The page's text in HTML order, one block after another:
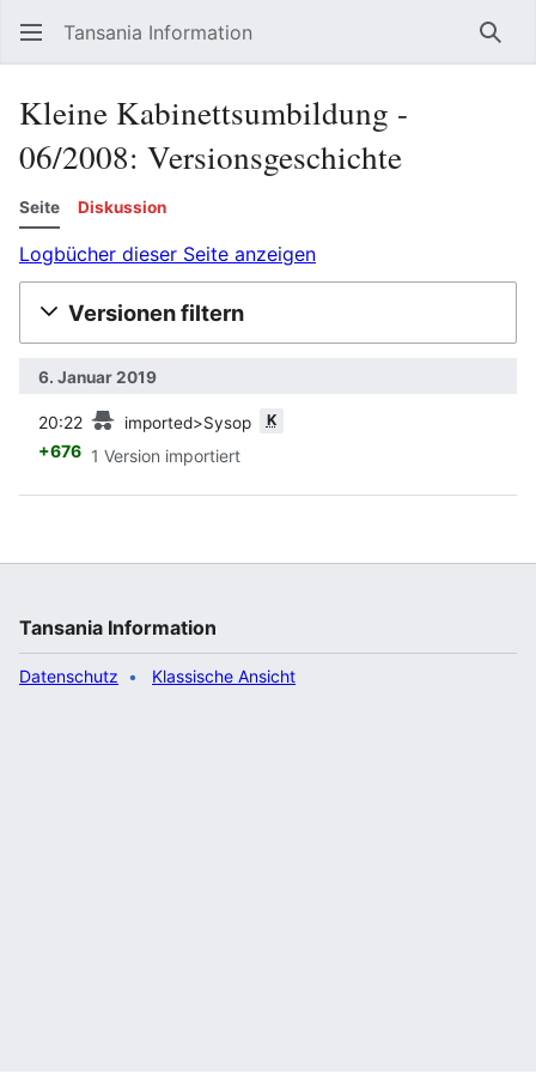
Tansania Information
Kleine Kabinettsumbildung -
06/2008: Versionsgeschichte
Seite Diskussion
Logbücher dieser Seite anzeigen
Versionen filtern
6. Januar 2019
20:22 imported>Sysop K
+676 1 Version importiert
Tansania Information
Datenschutz Klassische Ansicht